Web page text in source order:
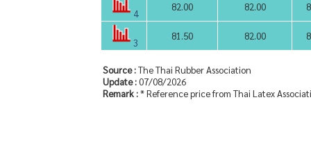
4
82.00 82.00
3
81.50 82.00
Source :The Thai Rubber Association
Update :07/08/2026
Remark :* Reference price from Thai Latex